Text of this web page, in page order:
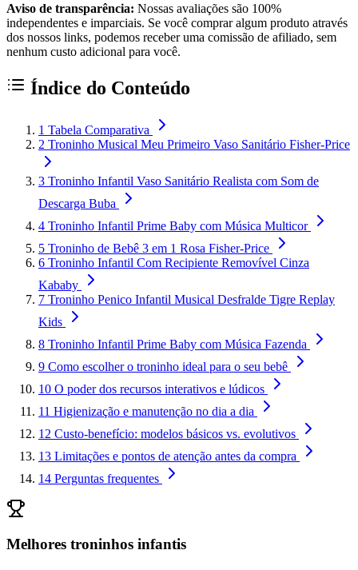
Aviso de transparência: Nossas avaliações são 100%
independentes e imparciais. Se você comprar algum produto através
dos nossos links, podemos receber uma comissão de afiliado, sem
nenhum custo adicional para você.
Índice do Conteúdo
1 Tabela Comparativa
2 Troninho Musical Meu Primeiro Vaso Sanitário Fisher-Price
3 Troninho Infantil Vaso Sanitário Realista com Som de
Descarga Buba
4 Troninho Infantil Prime Baby com Música Multicor
5 Troninho de Bebê 3 em 1 Rosa Fisher-Price
6 Troninho Infantil Com Recipiente Removível Cinza
Kababy
7 Troninho Penico Infantil Musical Desfralde Tigre Replay
Kids
8 Troninho Infantil Prime Baby com Música Fazenda
9 Como escolher o troninho ideal para o seu bebê
10 O poder dos recursos interativos e lúdicos
11 Higienização e manutenção no dia a dia
12 Custo-benefício: modelos básicos vs. evolutivos
13 Limitações e pontos de atenção antes da compra
14 Perguntas frequentes
Melhores troninhos infantis